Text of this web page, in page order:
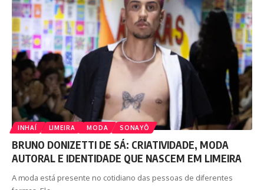
INHAÍ LIMEIRA MODA SONAYÔ
BRUNO DONIZETTI DE SÁ: CRIATIVIDADE, MODA
AUTORAL E IDENTIDADE QUE NASCEM EM LIMEIRA
A moda está presente no cotidiano das pessoas de diferentes